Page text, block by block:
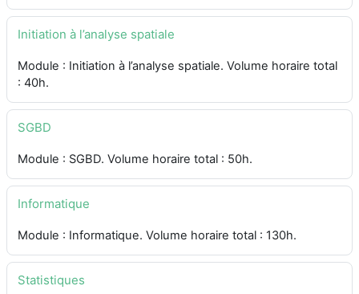
Initiation à l’analyse spatiale
Module : Initiation à l’analyse spatiale. Volume horaire total
: 40h.
SGBD
Module : SGBD. Volume horaire total : 50h.
Informatique
Module : Informatique. Volume horaire total : 130h.
Statistiques